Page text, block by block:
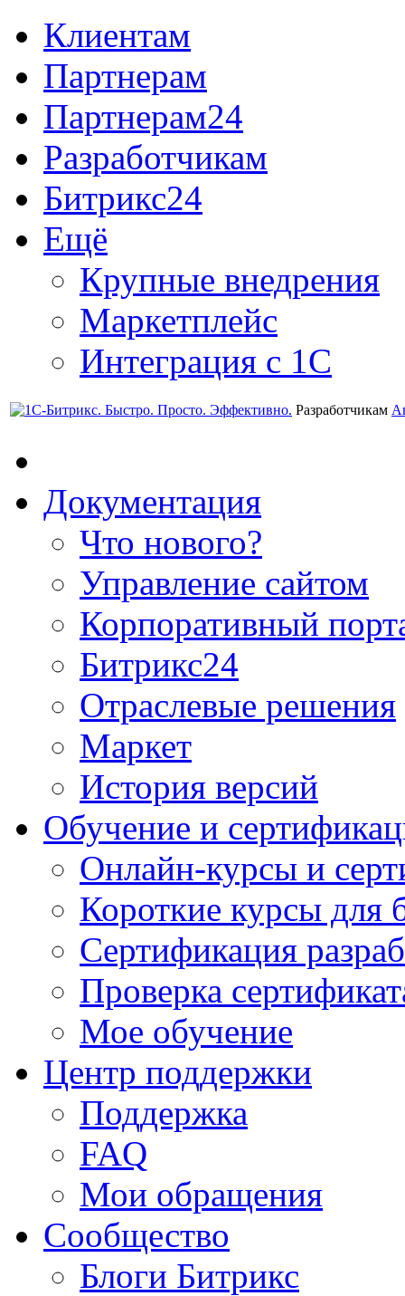
Клиентам
Партнерам
Партнерам24
Разработчикам
Битрикс24
Ещё
Крупные внедрения
Маркетплейс
Интеграция с 1С
Разработчикам
Документация
Что нового?
Управление сайтом
Корпоративный
Битрикс24
Отраслевые решения
Маркет
История версий
Обучение и
Онлайн-курсы и
Короткие курсы для
Сертификация
Проверка
Мое обучение
Центр поддержки
Поддержка
FAQ
Мои обращения
Сообщество
Блоги Битрикс